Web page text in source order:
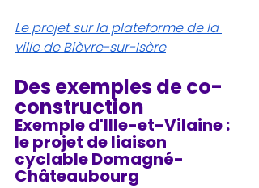
Le projet sur la plateforme de la
ville de Bièvre-sur-Isère
Des exemples de co-
construction
Exemple d'Ille-et-Vilaine :
le projet de liaison
cyclable Domagné-
Châteaubourg